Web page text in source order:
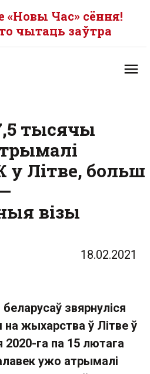
Час» сёння!
чытаць заўтра
тысячы
Літве, больш
візы
18.02.2021
звярнуліся
жыхарства ў Літве ў
2020-га па 15 лютага
ужо атрымалі